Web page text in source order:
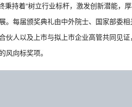
持着“树立行业标杆，激发创新潜能，
。每届颁奖典礼由中外院士、国家部委
伙人以及上市与拟上市企业高管共同见
向标奖项。